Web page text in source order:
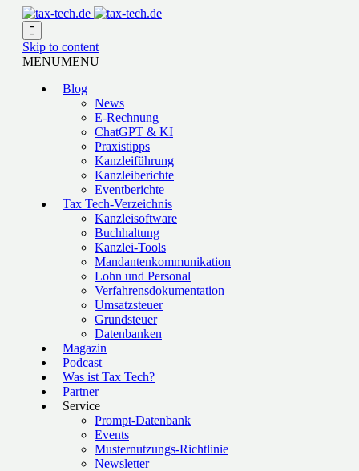

Skip to content
MENUMENU
Blog
News
E-Rechnung
ChatGPT & KI
Praxistipps
Kanzleiführung
Kanzleiberichte
Eventberichte
Tax Tech-Verzeichnis
Kanzleisoftware
Buchhaltung
Kanzlei-Tools
Mandantenkommunikation
Lohn und Personal
Verfahrensdokumentation
Umsatzsteuer
Grundsteuer
Datenbanken
Magazin
Podcast
Was ist Tax Tech?
Partner
Service
Prompt-Datenbank
Events
Musternutzungs-Richtlinie
Newsletter